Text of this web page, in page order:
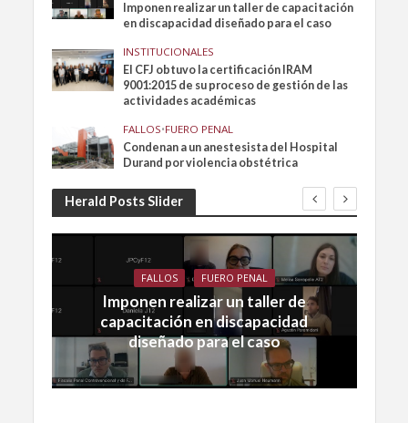
Imponen realizar un taller de capacitación
en discapacidad diseñado para el caso
INSTITUCIONALES
El CFJ obtuvo la certificación IRAM
9001:2015 de su proceso de gestión de las
actividades académicas
FALLOS•FUERO PENAL
Condenan a un anestesista del Hospital
Durand por violencia obstétrica
Herald Posts Slider
FALLOS FUERO PENAL
Imponen realizar un taller de
capacitación en discapacidad
diseñado para el caso